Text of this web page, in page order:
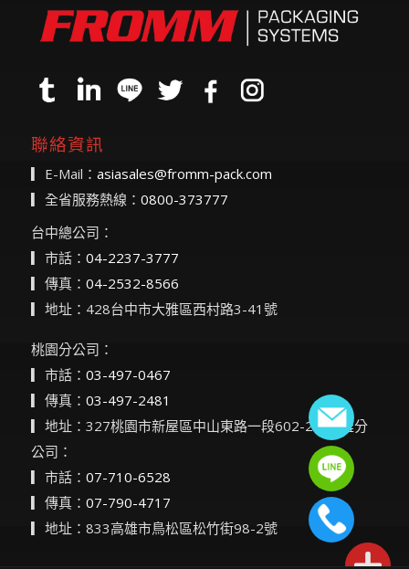
聯絡資訊
▎E-Mail： asiasales@fromm-pack.com
▎全省服務熱線： 0800-373777
台中總公司：
▎市話： 04-2237-3777
▎傳真： 04-2532-8566
▎地址：428台中市大雅區西村路3-41號
桃園分公司：
▎市話： 03-497-0467
▎傳真： 03-497-2481
▎地址：327桃園市新屋區中山東路一段602-2號高雄分
公司：
▎市話： 07-710-6528
▎傳真： 07-790-4717
▎地址：833高雄市鳥松區松竹街98-2號